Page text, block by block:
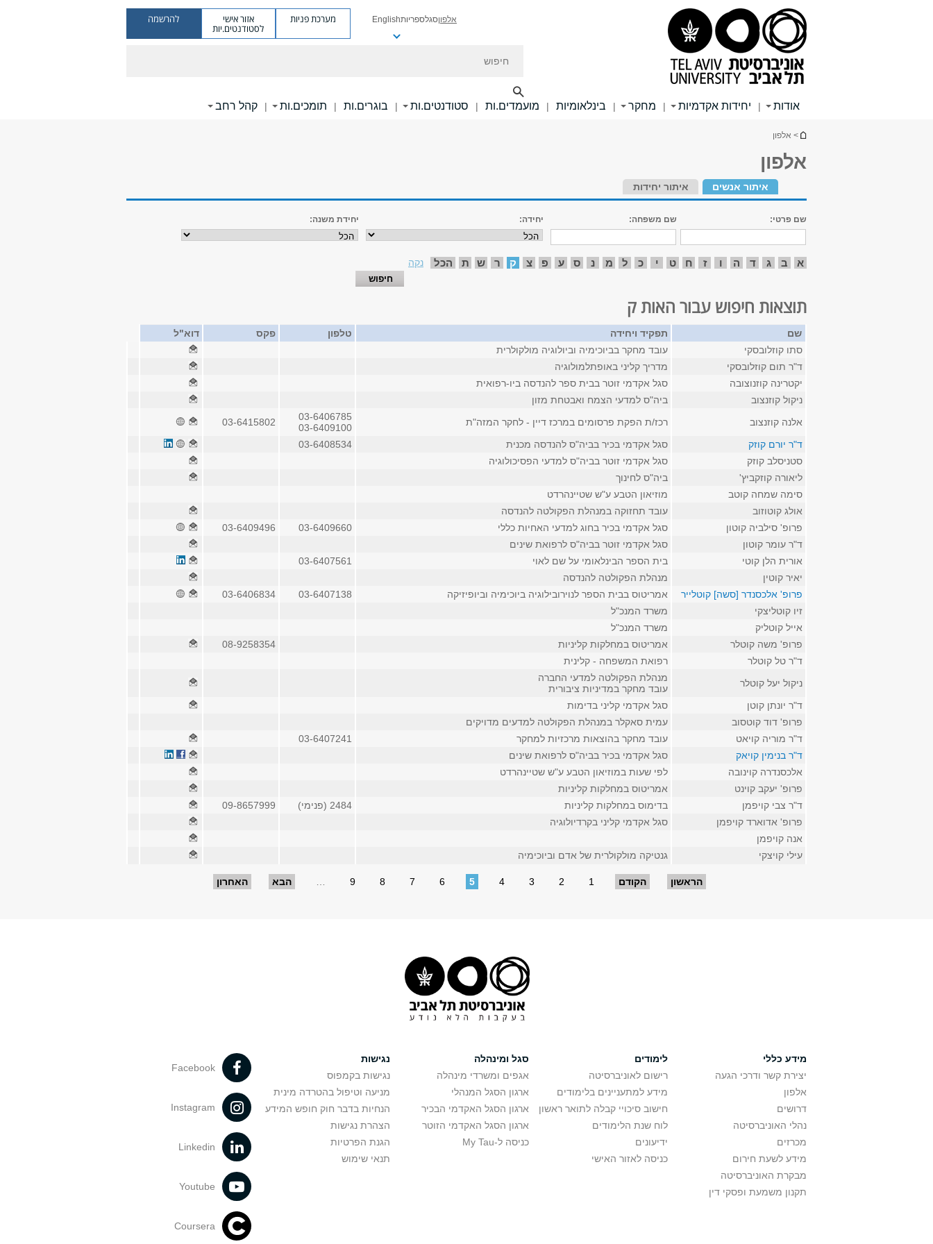
אלפוןסגלספריותEnglish מערכת פניות אזור אישי
לסטודנטים.יות
להרשמה
אודות | יחידות אקדמיות | מחקר | בינלאומיות | מועמדים.ות | סטודנטים.ות | בוגרים.ות | תומכים.ות | קהל רחב
הינך נמצא כאן
> אלפון
אלפון
איתור אנשים איתור יחידות
שם פרטי: שם משפחה: יחידה: יחידת משנה:
א ב ג ד ה ו ז ח ט י כ ל מ נ ס ע פ צ ק ר ש ת הכל נקה
תוצאות חיפוש עבור האות ק
שם תפקיד ויחידה טלפון פקס
דוא"ל
סתו קוזלובסקי
עובד מחקר בביוכימיה וביולוגיה מולקולרית
ד"ר תום קוזלובסקי
מדריך קליני באופתלמולוגיה
יקטרינה קוזנוצובה
סגל אקדמי זוטר בבית ספר להנדסה ביו-רפואית
ניקול קוזנצוב
ביה"ס למדעי הצמח ואבטחת מזון
אלנה קוזנצוב
רכז/ת הפקת פרסומים במרכז דיין - לחקר המזה"ת
03-6406785
03-6409100
03-6415802
ד"ר יורם קוזק
סגל אקדמי בכיר בביה"ס להנדסה מכנית
03-6408534
סטניסלב קוזק
סגל אקדמי זוטר בביה"ס למדעי הפסיכולוגיה
ליאורה קוזקביץ'
ביה"ס לחינוך
סימה שמחה קוטב
מוזיאון הטבע ע"ש שטיינהרדט
אולג קוטוזוב
עובד תחזוקה במנהלת הפקולטה להנדסה
פרופ' סילביה קוטון
סגל אקדמי בכיר בחוג למדעי האחיות כללי 03-6409660
03-6409496
ד"ר עומר קוטון
סגל אקדמי זוטר בביה"ס לרפואת שינים
אורית הלן קוטי
בית הספר הבינלאומי על שם לאוי
03-6407561
יאיר קוטין
מנהלת הפקולטה להנדסה
פרופ' אלכסנדר [סשה] קוטלייר
אמריטוס בבית הספר לנוירובילוגיה ביוכימיה וביופיזיקה 03-6407138
03-6406834
זיו קוטליצקי
משרד המנכ"ל
אייל קוטליק
משרד המנכ"ל
פרופ' משה קוטלר
אמריטוס במחלקות קליניות
08-9258354
ד"ר טל קוטלר
רפואת המשפחה - קלינית
ניקול יעל קוטלר
מנהלת הפקולטה למדעי החברה
עובד מחקר במדיניות ציבורית
ד"ר יונתן קוטן
סגל אקדמי קליני בדימות
פרופ' דוד קוטסוב
עמית סאקלר במנהלת הפקולטה למדעים מדויקים
ד"ר מוריה קויאט
עובד מחקר בהוצאות מרכזיות למחקר
03-6407241
ד"ר בנימין קויאק
סגל אקדמי בכיר בביה"ס לרפואת שינים
אלכסנדרה קוינובה
לפי שעות במוזיאון הטבע ע"ש שטיינהרדט
פרופ' יעקב קוינט
אמריטוס במחלקות קליניות
ד"ר צבי קויפמן
בדימוס במחלקות קליניות 2484 (פנימי)
09-8657999
פרופ' אדוארד קויפמן
סגל אקדמי קליני בקרדיולוגיה
אנה קויפמן
עילי קויצקי
גנטיקה מולקולרית של אדם וביוכימיה
הראשון הקודם 1
2
3
4
5
6
7
8
9 הבא האחרון
מידע כללי
יצירת קשר ודרכי הגעה
אלפון
דרושים
נהלי האוניברסיטה
מכרזים
מידע לשעת חירום
מבקרת האוניברסיטה
תקנון משמעת ופסקי דין
לימודים
רישום לאוניברסיטה
מידע למתעניינים בלימודים
חישוב סיכויי קבלה לתואר ראשון
לוח שנת הלימודים
ידיעונים
כניסה לאזור האישי
סגל ומינהלה
אגפים ומשרדי מינהלה
ארגון הסגל המנהלי
ארגון הסגל האקדמי הבכיר
ארגון הסגל האקדמי הזוטר
כניסה ל-My Tau
נגישות
נגישות בקמפוס
מניעה וטיפול בהטרדה מינית
הנחיות בדבר חוק חופש המידע
הצהרת נגישות
הגנת הפרטיות
תנאי שימוש
Facebook
Instagram
Linkedin
Youtube
Coursera